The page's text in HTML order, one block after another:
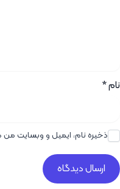
نام*
ذخیره نام، ایمیل و وبسایت من